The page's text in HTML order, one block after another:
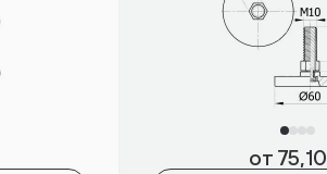
от 75,10